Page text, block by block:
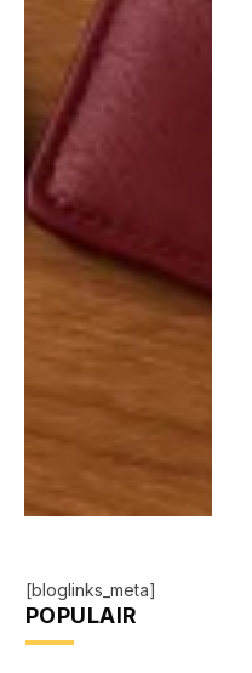
[bloglinks_meta]
POPULAIR